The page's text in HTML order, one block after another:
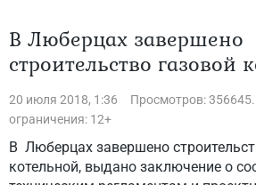
В Люберцах завершено
строительство газовой
20 июля 2018, 1:36
Просмотров:
ограничения: 12+
В Люберцах завершено
котельной, выдано заключение о